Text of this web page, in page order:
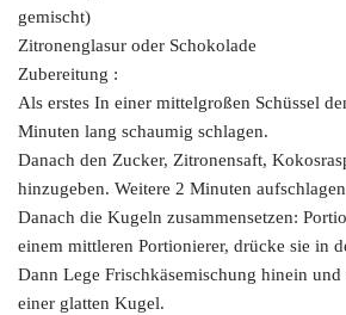
gemischt)
Zitronenglasur oder Schokolade
Zubereitung :
Als erstes In einer mittelgroßen Schüssel
Minuten lang schaumig schlagen.
Danach den Zucker, Zitronensaft,
hinzugeben. Weitere 2 Minuten
Danach die Kugeln zusammensetzen:
einem mittleren Portionierer, drücke sie in
Dann Lege Frischkäsemischung hinein und
einer glatten Kugel.